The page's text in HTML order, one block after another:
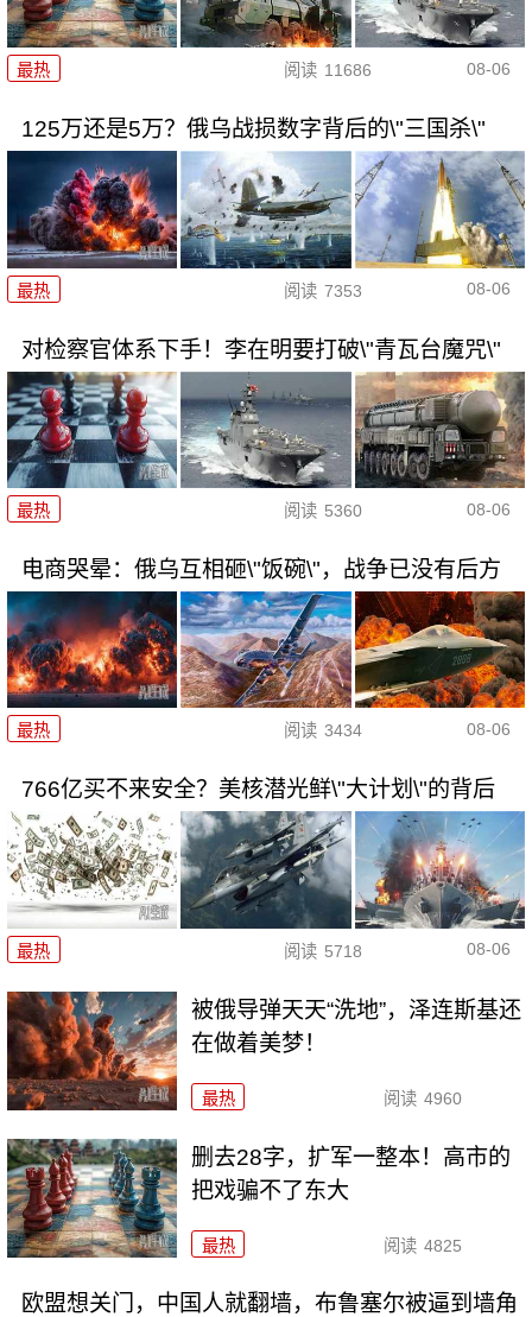
最热 阅读 11686 08-06
125万还是5万？俄乌战损数字背后的\"三国杀\"
最热 阅读 7353 08-06
对检察官体系下手！李在明要打破\"青瓦台魔咒\"
最热 阅读 5360 08-06
电商哭晕：俄乌互相砸\"饭碗\"，战争已没有后方
最热 阅读 3434 08-06
766亿买不来安全？美核潜光鲜\"大计划\"的背后
最热 阅读 5718 08-06
被俄导弹天天“洗地”，泽连斯基还
在做着美梦！
最热 阅读 4960
删去28字，扩军一整本！高市的
把戏骗不了东大
最热 阅读 4825
欧盟想关门，中国人就翻墙，布鲁塞尔被逼到墙角